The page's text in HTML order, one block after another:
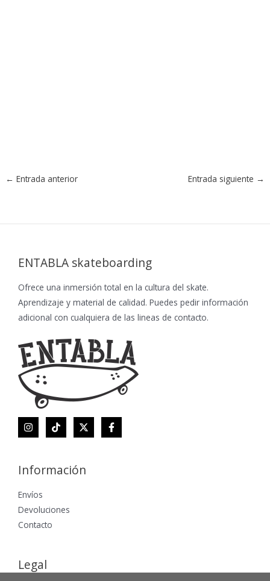
← Entrada anterior Entrada siguiente →
ENTABLA skateboarding
Ofrece una inmersión total en la cultura del skate.
Aprendizaje y material de calidad. Puedes pedir información
adicional con cualquiera de las lineas de contacto.
Información
Envíos
Devoluciones
Contacto
Legal